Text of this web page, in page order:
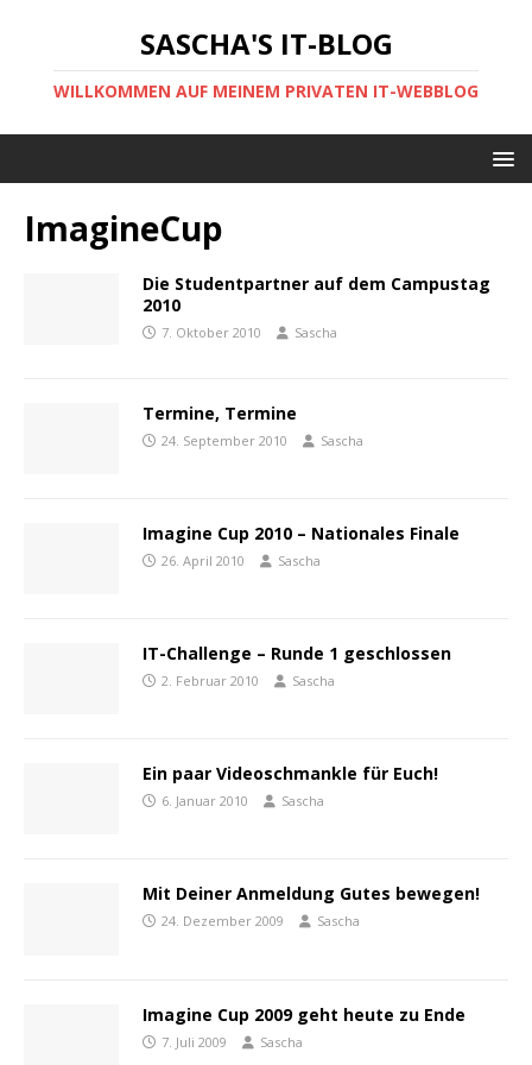
SASCHA'S IT-BLOG
WILLKOMMEN AUF MEINEM PRIVATEN IT-WEBBLOG
ImagineCup
Die Studentpartner auf dem Campustag
2010
7. Oktober 2010 Sascha
Termine, Termine
24. September 2010 Sascha
Imagine Cup 2010 – Nationales Finale
26. April 2010 Sascha
IT-Challenge – Runde 1 geschlossen
2. Februar 2010 Sascha
Ein paar Videoschmankle für Euch!
6. Januar 2010 Sascha
Mit Deiner Anmeldung Gutes bewegen!
24. Dezember 2009 Sascha
Imagine Cup 2009 geht heute zu Ende
7. Juli 2009 Sascha